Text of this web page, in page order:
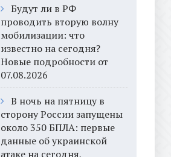
Будут ли в РФ
проводить вторую волну
мобилизации: что
известно на сегодня?
Новые подробности от
07.08.2026
В ночь на пятницу в
сторону России запущены
около 350 БПЛА: первые
данные об украинской
атаке на сегодня,